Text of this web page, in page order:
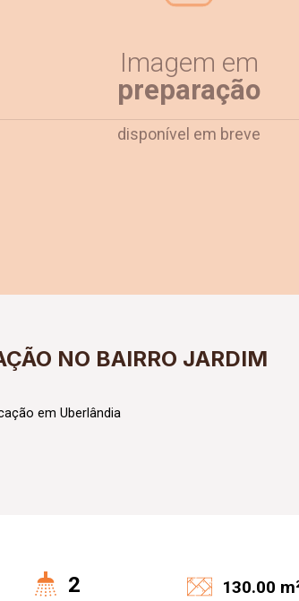
Imagem em
preparação
disponível em breve
NO BAIRRO JARDIM
em Uberlândia
2 130.00